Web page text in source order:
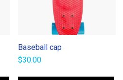
Baseball cap
$30.00